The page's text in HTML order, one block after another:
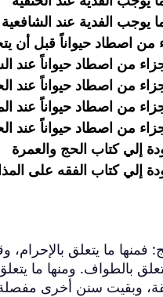
يوجب الفدية عند الشافعية
من اصطاد حيواناً قبل أن
من اصطاد حيواناً عند
من اصطاد حيواناً عند
من اصطاد حيواناً عند
من اصطاد حيواناً عند
إلي كتاب الحج والعمرة
إلي كتاب الفقه على
فمنها ما يتعلق
بالطواف. ومنها ما
وبقيت سنن أخرى